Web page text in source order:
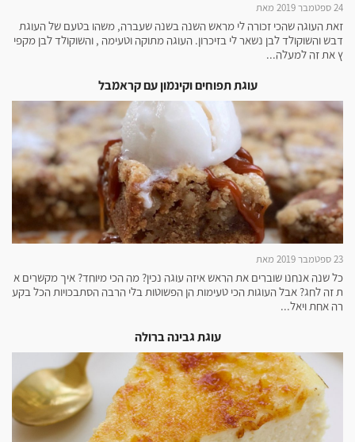
24 ספטמבר 2019 מאת
זאת העוגה שהכי זכורה לי מראש השנה בשנה שעברה, משהו בטעם של העוגת
דבש והשוקולד לבן נשאר לי בזיכרון. העוגה מתוקה וטעימה , והשוקולד לבן מקפי
ץ את זה למעלה...
עוגת תפוחים וקינמון עם קראמבל
23 ספטמבר 2019 מאת
כל שנה אנחנו שוברים את הראש איזה עוגה נכין? מה הכי מיוחד? איך מקשרים א
ת זה לחג? אבל העוגות הכי טעימות הן הפשוטות בלי הרבה הסתבכויות הכל בקע
רה אחת ויאל...
עוגת גבינה ברולה